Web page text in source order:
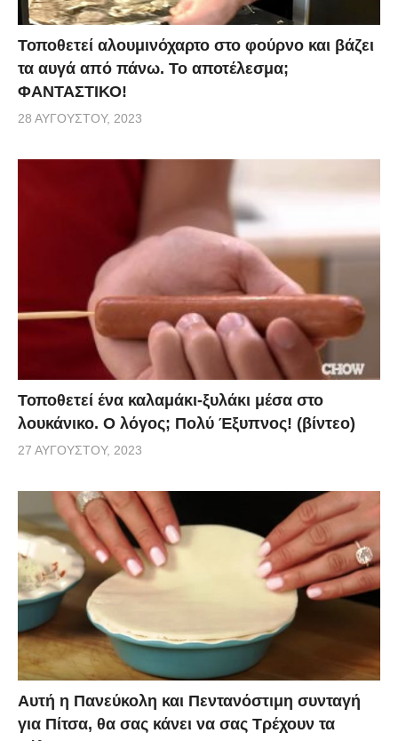
Τοποθετεί αλουμινόχαρτο στο φούρνο και βάζει
τα αυγά από πάνω. Το αποτέλεσμα;
ΦΑΝΤΑΣΤΙΚΟ!
28 ΑΥΓΟΎΣΤΟΥ, 2023
Τοποθετεί ένα καλαμάκι-ξυλάκι μέσα στο
λουκάνικο. Ο λόγος; Πολύ Έξυπνος! (βίντεο)
27 ΑΥΓΟΎΣΤΟΥ, 2023
Αυτή η Πανεύκολη και Πεντανόστιμη συνταγή
για Πίτσα, θα σας κάνει να σας Τρέχουν τα